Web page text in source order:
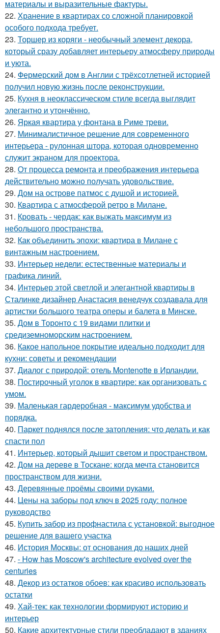
материалы и выразительные фактуры.
22. Хранение в квартирах со сложной планировкой
особого подхода требует.
23. Торшер из коряги - необычный элемент декора,
который сразу добавляет интерьеру атмосферу природы
и уюта.
24. Фермерский дом в Англии с трёхсотлетней историей
получил новую жизнь после реконструкции.
25. Кухня в неоклассическом стиле всегда выглядит
элегантно и утончённо.
26. Яркая квартира у фонтана в Риме треви.
27. Минималистичное решение для современного
интерьера - рулонная штора, которая одновременно
служит экраном для проектора.
28. От процесса ремонта и преображения интерьера
действительно можно получать удовольствие.
29. Дом на острове патмос с душой и историей.
30. Квартира с атмосферой ретро в Милане.
31. Кровать - чердак: как выжать максимум из
небольшого пространства.
32. Как объединить эпохи: квартира в Милане с
винтажным настроением.
33. Интерьер недели: естественные материалы и
графика линий.
34. Интерьер этой светлой и элегантной квартиры в
Сталинке дизайнер Анастасия венедчук создавала для
артистки большого театра оперы и балета в Минске.
35. Дом в Торонто с 19 видами плитки и
средиземноморским настроением.
36. Какое напольное покрытие идеально подходит для
кухни: советы и рекомендации
37. Диалог с природой: отель Montenotte в Ирландии.
38. Постирочный уголок в квартире: как организовать с
умом.
39. Маленькая гардеробная - максимум удобства и
порядка.
40. Паркет поднялся после затопления: что делать и как
спасти пол
41. Интерьер, который дышит светом и пространством.
42. Дом на дереве в Тоскане: когда мечта становится
пространством для жизни.
43. Деревянные проёмы своими руками.
44. Цены на заборы под ключ в 2025 году: полное
руководство
45. Купить забор из профнастила с установкой: выгодное
решение для вашего участка
46. История Москвы: от основания до наших дней
47. - How has Moscow's architecture evolved over the
centuries
48. Декор из остатков обоев: как красиво использовать
остатки
49. Хай-тек: как технологии формируют историю и
интерьер
50. Какие архитектурные стили преобладают в зданиях